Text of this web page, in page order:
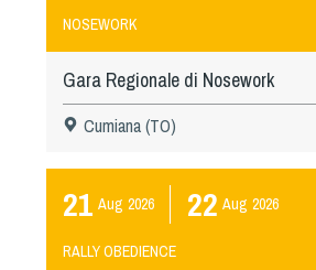
NOSEWORK
Gara Regionale di Nosework
Cumiana (TO)
21 Aug 2026 22 Aug 2026
RALLY OBEDIENCE